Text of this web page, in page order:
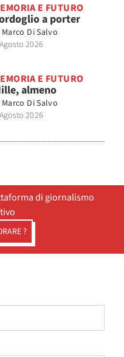
E FUTURO
a porter
Marco Di Salvo
2026
E FUTURO
almeno
Marco Di Salvo
2026
di giornalismo
?